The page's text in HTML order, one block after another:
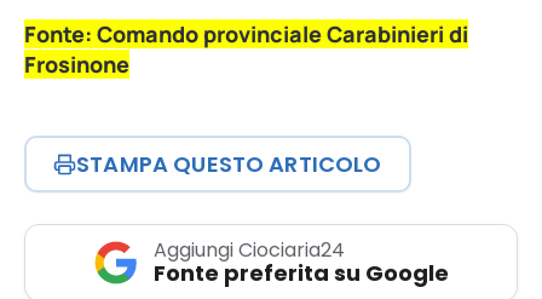
Fonte: Comando provinciale Carabinieri di
Frosinone
STAMPA QUESTO ARTICOLO
Aggiungi Ciociaria24
Fonte preferita su Google